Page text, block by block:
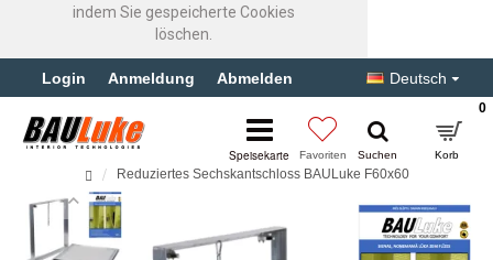
indem Sie gespeicherte Cookies
löschen.
Login Anmeldung Abmelden Deutsch
0
Reduziertes Sechskantschloss BAULuke F60x60